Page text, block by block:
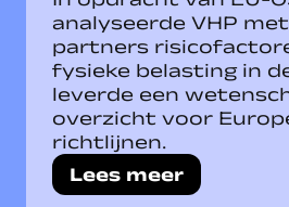
analyseerde VHP
partners
fysieke belasting in
leverde een
overzicht voor
richtlijnen.
Lees meer